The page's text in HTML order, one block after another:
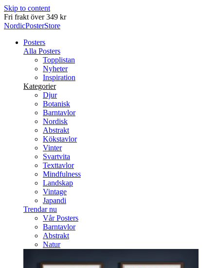
Skip to content
Leverans inom 2-5 arbetsdagar
NordicPosterStore
Posters
Alla Posters
Topplistan
Nyheter
Inspiration
Kategorier
Djur
Botanisk
Barntavlor
Nordisk
Abstrakt
Kökstavlor
Vinter
Svartvita
Texttavlor
Mindfulness
Landskap
Vintage
Japandi
Trendar nu
Vår Posters
Barntavlor
Abstrakt
Natur